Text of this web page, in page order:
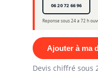
06 20 72 66 96
Reponse sous 24 a 72 h
Ajouter à ma
Devis chiffré sous